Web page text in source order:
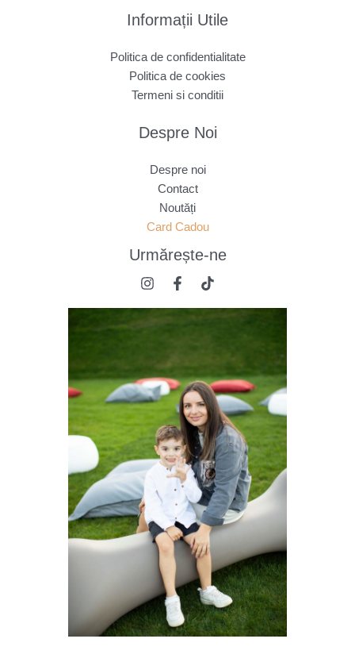
Informații Utile
Politica de confidentialitate
Politica de cookies
Termeni si conditii
Despre Noi
Despre noi
Contact
Noutăți
Card Cadou
Urmărește-ne